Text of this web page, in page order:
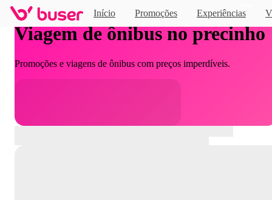
Início Promoções Experiências
Viagem de ônibus no precinho
Promoções e viagens de ônibus com preços imperdíveis.